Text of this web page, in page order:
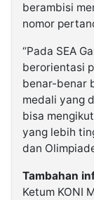
berambisi
nomor
“Pada SEA
berorientasi
benar-benar
medali yang
bisa
yang lebih
dan
Tambahan
Ketum KONI